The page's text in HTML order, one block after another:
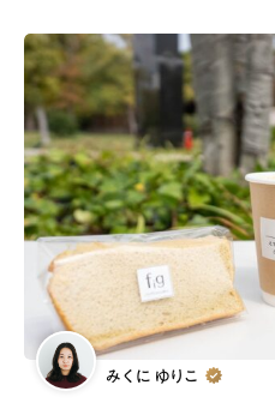
みくに ゆりこ